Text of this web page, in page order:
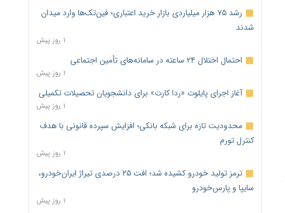
رشد ۷۵ هزار میلیاردی بازار خرید اعتباری؛ فین‌تک‌ها وارد میدان
شدند
۱ روز پیش
احتمال اختلال ۲۴ ساعته در سامانه‌های تأمین اجتماعی
۱ روز پیش
آغاز اجرای پایلوت «ردا کارت» برای دانشجویان تحصیلات تکمیلی
۱ روز پیش
محدودیت تازه برای شبکه بانکی؛ افزایش سپرده قانونی با هدف
کنترل تورم
۱ روز پیش
ترمز تولید خودرو کشیده شد؛ افت ۲۵ درصدی تیراژ ایران‌خودرو،
سایپا و پارس‌خودرو
۱ روز پیش